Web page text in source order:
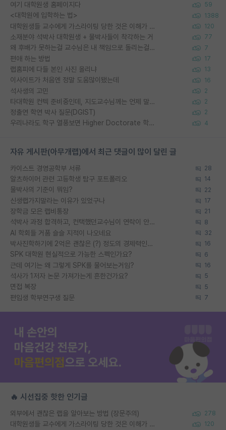
여기 대학원생 홈페이지다 59
<대학원에 입학하는 법> 1388
대학원생들 교수에게 가스라이팅 당한 것은 이해가 갑니다. 안타깝네요. 120
소재분야 석박사 대학원생 + 물박사들이 착각하는 거 77
왜 후배가 못하는걸 교수님은 내 책임으로 돌리는걸까요? 7
편애 하는 방법 17
랩홈피에 다들 본인 사진 올리냐 13
이사이트가 처음엔 정말 도움많이됐는데 16
석사생의 고민 2
타대학원 컨텍 준비중인데, 지도교수님께는 언제 말씀드려야 할까요? 2
정출연 학연 박사 질문(DGIST) 2
우리나라도 학구 열풍보면 Higher Doctorate 학위가 필요하다고 봅니다. 4
자유 게시판(아무개랩)에서 최근 댓글이 많이 달린 글
카이스트 경영공학부 서류 28
알츠하이머 관련 고등학생 탐구 포트폴리오 14
물박사의 기준이 뭐임? 22
신생랩가지말라는 이유가 있었구나 17
장학금 모은 랩비통장 21
석박사 과정 합격하고, 컨택했던교수님이 연락이 안됩니다... 8
AI 학회들 거품 슬슬 지적이 나오네요 32
박사진학하기에 2억은 괜찮은 (?) 정도의 경제력인가요 16
SPK 대학원 현실적으로 가능한 스펙인가요? 6
근데 여기는 왜 그렇게 SPK를 물어보는거임? 16
석사가 1저자 논문 가져가는게 흔한건가요? 5
면접 복장 5
편입생 학부연구생 질문 7
🔥 시선집중 핫한 인기글
외부에서 괜찮은 랩을 알아보는 방법 (장문주의) 278
대학원생들 교수에게 가스라이팅 당한 것은 이해가 갑니다. 안타깝네요. 120